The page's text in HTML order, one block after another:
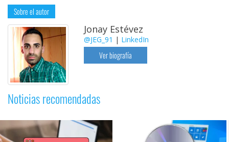
Sobre el autor
Jonay Estévez
@JEG_91 | LinkedIn
Ver biografía
Noticias recomendadas